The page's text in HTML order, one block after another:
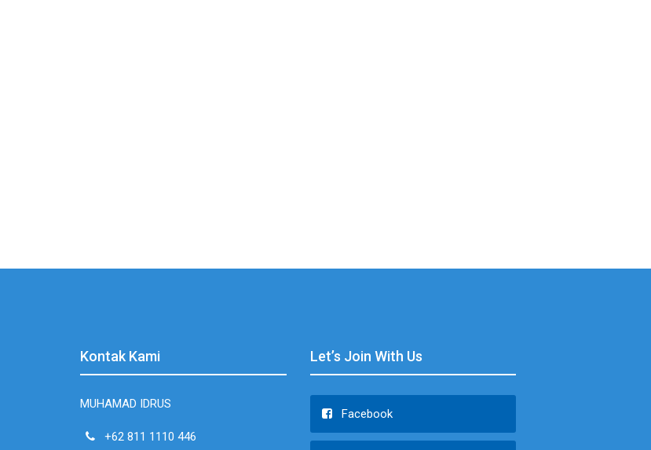
Kontak Kami
MUHAMAD IDRUS
+62 811 1110 446
Let’s Join With Us
Facebook